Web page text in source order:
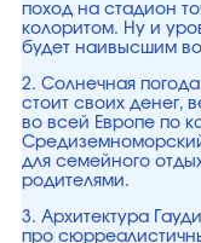
поход на стадион
колоритом. Ну и
будет наивысшим
2. Солнечная
стоит своих денег,
во всей Европе по
для семейного
родителями.
3. Архитектура
про